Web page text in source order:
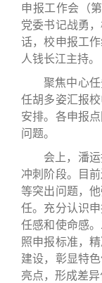
申报工作会（
党委书记战勇
话，校申报工
人钱长江主持。
聚焦中心
任胡多姿汇报
安排。各申报
问题。
会上，潘
冲刺阶段。目
等突出问题，
任。充分认识
任感和使命感
照申报标准，
建设，彰显特
亮点，形成差异